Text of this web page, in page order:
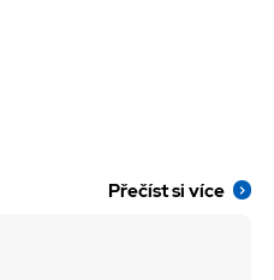
Přečíst si více